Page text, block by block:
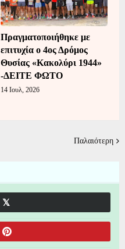
Πραγματοποιήθηκε με
επιτυχία ο 4ος Δρόμος
Θυσίας «Κακολύρι 1944»
-ΔΕΙΤΕ ΦΩΤΟ
14 Ιουλ, 2026
Παλαιότερη